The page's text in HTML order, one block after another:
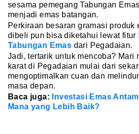
sesama pemegang Tabungan
menjadi emas batangan.
Perkiraan besaran gramasi produk
dibeli pun bisa diketahui lewat fitur
Tabungan Emas dari Pegadaian.
Jadi, tertarik untuk mencoba? Mari
karat di Pegadaian mulai dari
mengoptimalkan cuan dan
masa depan.
Baca juga:
Investasi Emas
Mana yang Lebih Baik?